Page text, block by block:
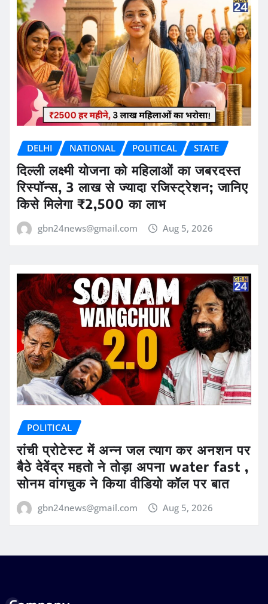
DELHI NATIONAL POLITICAL STATE
दिल्ली लक्ष्मी योजना को महिलाओं का जबरदस्त
रिस्पॉन्स, 3 लाख से ज्यादा रजिस्ट्रेशन; जानिए
किसे मिलेगा ₹2,500 का लाभ
gbn24news@gmail.com Aug 5, 2026
POLITICAL
रांची प्रोटेस्ट में अन्न जल त्याग कर अनशन पर
बैठे देवेंद्र महतो ने तोड़ा अपना water fast ,
सोनम वांगचुक ने किया वीडियो कॉल पर बात
gbn24news@gmail.com Aug 5, 2026